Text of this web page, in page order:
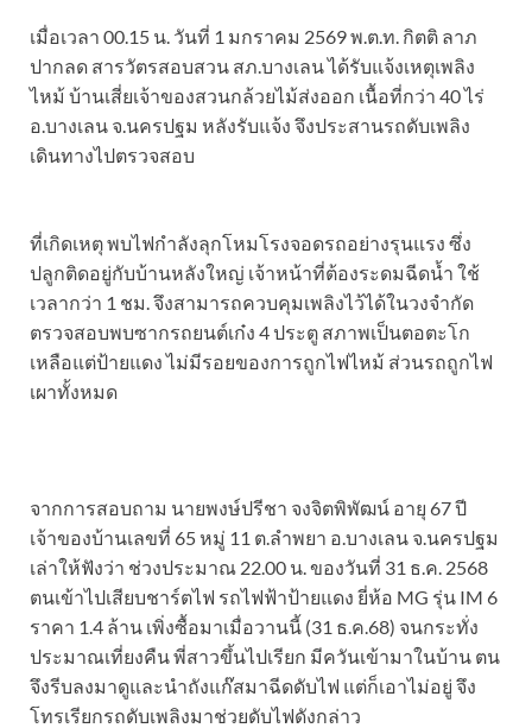
เมื่อเวลา 00.15 น. วันที่ 1 มกราคม 2569 พ.ต.ท. กิตติ ลาภ
ปากลด สารวัตรสอบสวน สภ.บางเลน ได้รับแจ้งเหตุเพลิง
ไหม้ บ้านเสี่ยเจ้าของสวนกล้วยไม้ส่งออก เนื้อที่กว่า 40 ไร่
อ.บางเลน จ.นครปฐม หลังรับแจ้ง จึงประสานรถดับเพลิง
เดินทางไปตรวจสอบ
ที่เกิดเหตุ พบไฟกำลังลุกโหมโรงจอดรถอย่างรุนแรง ซึ่ง
ปลูกติดอยู่กับบ้านหลังใหญ่ เจ้าหน้าที่ต้องระดมฉีดน้ำ ใช้
เวลากว่า 1 ชม. จึงสามารถควบคุมเพลิงไว้ได้ในวงจำกัด
ตรวจสอบพบซากรถยนต์เก๋ง 4 ประตู สภาพเป็นตอตะโก
เหลือแต่ป้ายแดง ไม่มีรอยของการถูกไฟไหม้ ส่วนรถถูกไฟ
เผาทั้งหมด
จากการสอบถาม นายพงษ์ปรีชา จงจิตพิพัฒน์ อายุ 67 ปี
เจ้าของบ้านเลขที่ 65 หมู่ 11 ต.ลำพยา อ.บางเลน จ.นครปฐม
เล่าให้ฟังว่า ช่วงประมาณ 22.00 น. ของวันที่ 31 ธ.ค. 2568
ตนเข้าไปเสียบชาร์ตไฟ รถไฟฟ้าป้ายแดง ยี่ห้อ MG รุ่น IM 6
ราคา 1.4 ล้าน เพิ่งซื้อมาเมื่อวานนี้ (31 ธ.ค.68) จนกระทั่ง
ประมาณเที่ยงคืน พี่สาวขึ้นไปเรียก มีควันเข้ามาในบ้าน ตน
จึงรีบลงมาดูและนำถังแก๊สมาฉีดดับไฟ แต่ก็เอาไม่อยู่ จึง
โทรเรียกรถดับเพลิงมาช่วยดับไฟดังกล่าว